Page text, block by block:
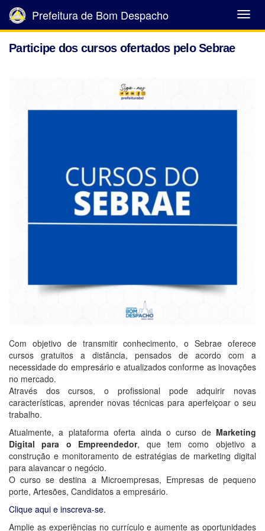
Abrir
Menu
Prefeitura de Bom Despacho
Participe dos cursos ofertados pelo Sebrae
Com objetivo de transmitir conhecimento, o Sebrae oferece
cursos gratuitos a distância, pensados de acordo com a
necessidade do empresário e atualizados conforme as inovações
no mercado.
Através dos cursos, o profissional pode adquirir novas
características, aprender novas técnicas para aperfeiçoar o seu
trabalho.
Atualmente, a plataforma oferta ainda o curso de Marketing
Digital para o Empreendedor, que tem como objetivo a
construção e monitoramento de estratégias de marketing digital
para alavancar o negócio.
O curso se destina a Microempresas, Empresas de pequeno
porte, Artesões, Candidatos a empresário.
Clique aqui e inscreva-se.
Amplie as experiências no currículo e aumente as oportunidades